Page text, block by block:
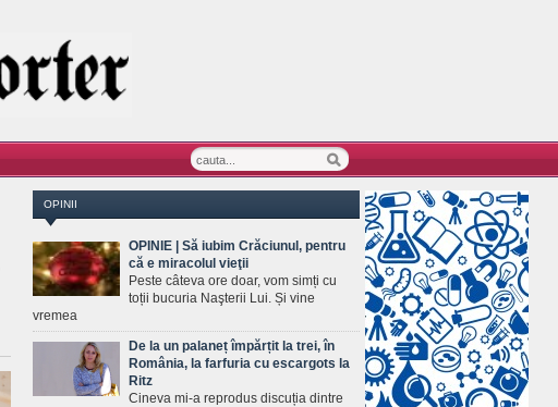
OPINII
OPINIE | Să iubim Crăciunul, pentru
că e miracolul vieţii
Peste câteva ore doar, vom simți cu
toții bucuria Naşterii Lui. Și vine
vremea
De la un palaneț împărțit la trei, în
România, la farfuria cu escargots la
Ritz
Cineva mi-a reprodus discuția dintre